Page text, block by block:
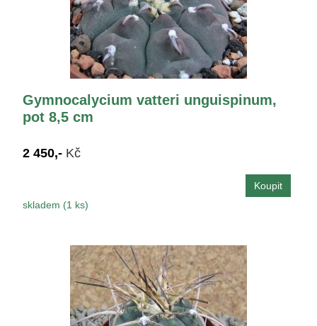
Gymnocalycium vatteri unguispinum,
pot 8,5 cm
2 450,- Kč
skladem (1 ks)